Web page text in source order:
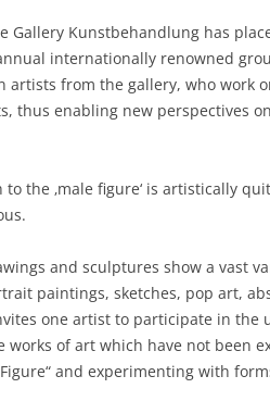
Gallery Kunstbehandlung has
internationally renowned
artists from the gallery, who work
thus enabling new perspectives
to the ‚male figure‘ is artistically
and sculptures show a vast
paintings, sketches, pop art,
one artist to participate in
works of art which have not been
and experimenting with